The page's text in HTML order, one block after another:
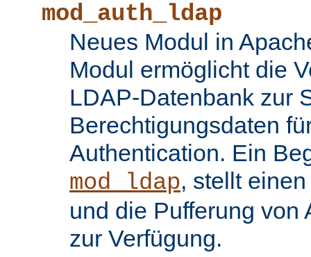
mod_auth_ldap
Neues Modul in
Modul ermöglicht die
LDAP-Datenbank zur
Berechtigungsdaten
Authentication. Ein
mod_ldap, stellt
und die Pufferung von
zur Verfügung.